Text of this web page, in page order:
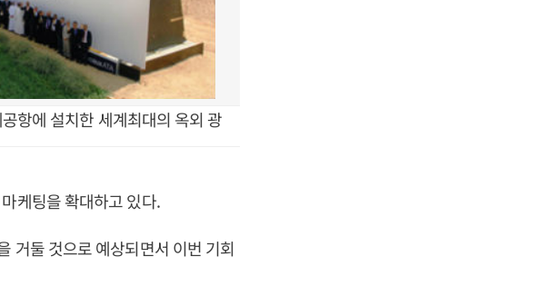
항에 설치한 세계최대의 옥외 광
케팅을 확대하고 있다.
거둘 것으로 예상되면서 이번 기회